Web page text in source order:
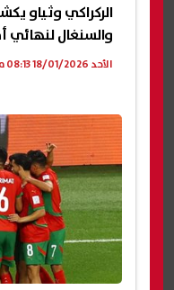
الركراكي وثياو
والسنغال لنهائي أمم
الأحد 18/01/2026 08:13 م